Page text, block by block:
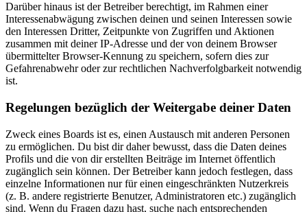
Darüber hinaus ist der Betreiber berechtigt, im Rahmen einer
Interessenabwägung zwischen deinen und seinen Interessen sowie
den Interessen Dritter, Zeitpunkte von Zugriffen und Aktionen
zusammen mit deiner IP-Adresse und der von deinem Browser
übermittelter Browser-Kennung zu speichern, sofern dies zur
Gefahrenabwehr oder zur rechtlichen Nachverfolgbarkeit notwendig
ist.
Regelungen bezüglich der Weitergabe deiner Daten
Zweck eines Boards ist es, einen Austausch mit anderen Personen
zu ermöglichen. Du bist dir daher bewusst, dass die Daten deines
Profils und die von dir erstellten Beiträge im Internet öffentlich
zugänglich sein können. Der Betreiber kann jedoch festlegen, dass
einzelne Informationen nur für einen eingeschränkten Nutzerkreis
(z. B. andere registrierte Benutzer, Administratoren etc.) zugänglich
sind. Wenn du Fragen dazu hast, suche nach entsprechenden